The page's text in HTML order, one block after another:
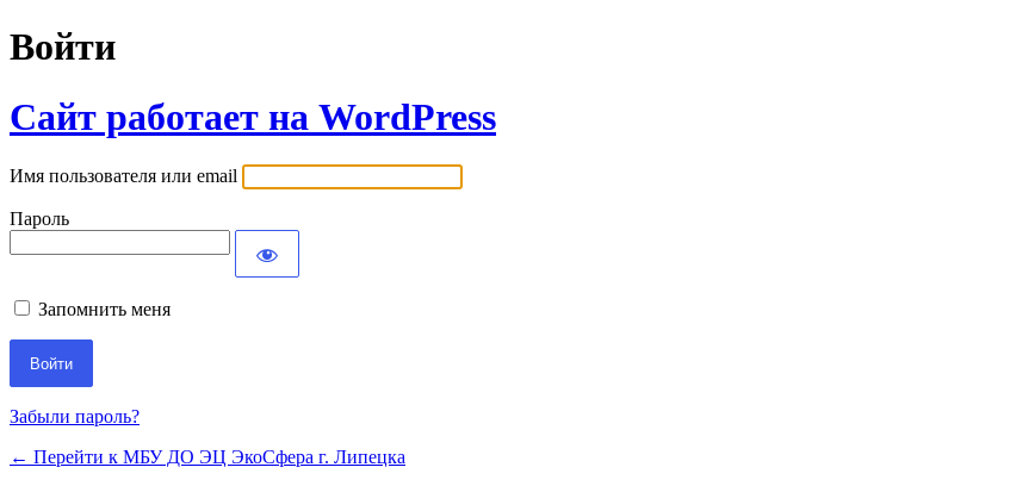
Войти
Сайт работает на WordPress
Имя пользователя или email
Пароль
Запомнить меня
Забыли пароль?
← Перейти к МБУ ДО ЭЦ ЭкоСфера г. Липецка